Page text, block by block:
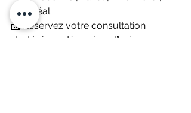
Montréal
📩 Réservez votre consultation
stratégique dès aujourd’hui.